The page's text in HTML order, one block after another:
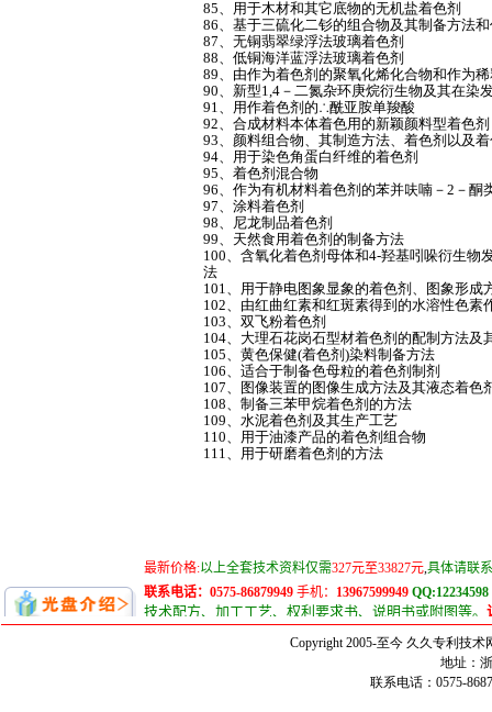
85、用于木材和其它底物的无机盐着色剂
86、基于三硫化二钐的组合物及其制备方法
87、无铜翡翠绿浮法玻璃着色剂
88、低铜海洋蓝浮法玻璃着色剂
89、由作为着色剂的聚氧化烯化合物和作为
90、新型1,4－二氮杂环庚烷衍生物及其在染
91、用作着色剂的∴酰亚胺单羧酸
92、合成材料本体着色用的新颖颜料型着色剂
93、颜料组合物、其制造方法、着色剂以及
94、用于染色角蛋白纤维的着色剂
95、着色剂混合物
96、作为有机材料着色剂的苯并呋喃－2－酮
97、涂料着色剂
98、尼龙制品着色剂
99、天然食用着色剂的制备方法
100、含氧化着色剂母体和4-羟基吲哚衍生物
法
101、用于静电图象显象的着色剂、图象形成
102、由红曲红素和红斑素得到的水溶性色素
103、双飞粉着色剂
104、大理石花岗石型材着色剂的配制方法及
105、黄色保健(着色剂)染料制备方法
106、适合于制备色母粒的着色剂制剂
107、图像装置的图像生成方法及其液态着色
108、制备三苯甲烷着色剂的方法
109、水泥着色剂及其生产工艺
110、用于油漆产品的着色剂组合物
111、用于研磨着色剂的方法
Copyright 2005-至今 久久专利技
地址：
联系电话：0575-